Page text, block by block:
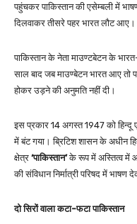
पहुंचकर पाकिस्तान की एसेम्बली में
दिलवाकर तीसरे पहर भारत लौट आए।
पाकिस्तान के नेता माउण्टबेटन के
साल बाद जब माउण्बेटन भारत आए तो
होकर उड़ने की अनुमति नहीं दी।
इस प्रकार 14 अगस्त 1947 को
में बंट गया। ब्रिटिश शासन के अधीन
क्षेत्र ‘पाकिस्तान’के रूप में अस्तित्व में
की संविधान निर्मात्री परिषद में
दो सिरों वाला कटा-फटा पाकिस्तान